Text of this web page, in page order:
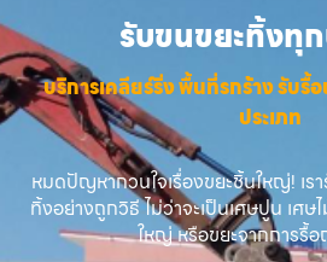
รับขนขยะทิ้งทุก
บริการเคลียร์ริ่ง พื้นที่รกร้าง รับ
ประเภท
หมดปัญหากวนใจเรื่องขยะชิ้นใหญ่! เร
ทิ้งอย่างถูกวิธี ไม่ว่าจะเป็นเศษปูน เศษ
ใหญ่ หรือขยะจากการรื้อ